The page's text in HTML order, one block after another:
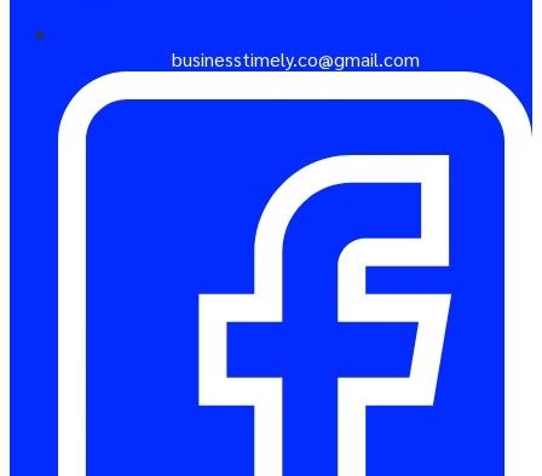
businesstimely.co@gmail.com